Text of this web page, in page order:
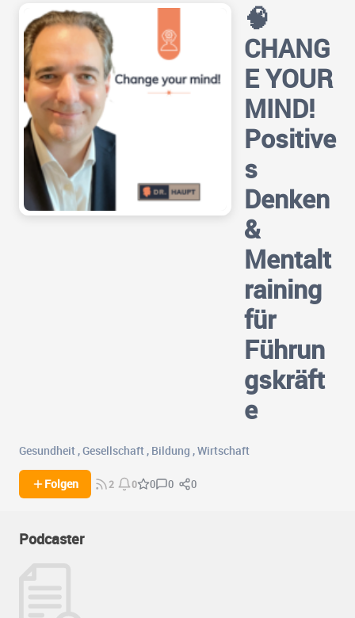
🧠
CHANG
E YOUR
MIND!
Positive
s
Denken
&
Mentalt
raining
für
Führun
gskräft
e
Gesundheit ,Gesellschaft , Bildung ,Wirtschaft
Folgen 2 0 0 0 0
Podcaster